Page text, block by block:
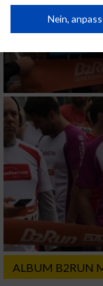
ALBUM B2RUN
von Inhalten.
Daten können
Website/App.
Partnerliste
Wir nutzen Ihre Daten
IAB-
Speichern von
auf einem
Verwendung
von
Erstellung von
Werbung
Verwendung
Nein,